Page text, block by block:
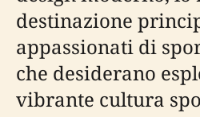
destinazione
appassionati di
che desiderano
vibrante cultura